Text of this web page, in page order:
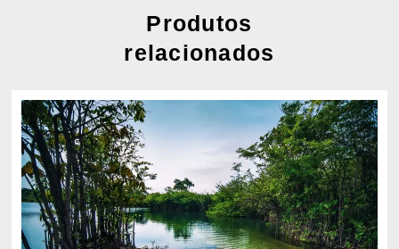
Produtos
relacionados